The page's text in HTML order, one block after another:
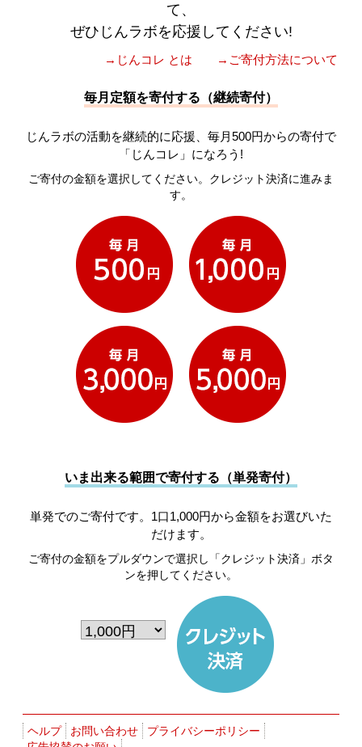
て、
ぜひじんラボを応援してください!
→じんコレ とは →ご寄付方法について
毎月定額を寄付する（継続寄付）
じんラボの活動を継続的に応援、毎月500円からの寄付で
「じんコレ」になろう!
ご寄付の金額を選択してください。クレジット決済に進みま
す。
いま出来る範囲で寄付する（単発寄付）
単発でのご寄付です。1口1,000円から金額をお選びいた
だけます。
ご寄付の金額をプルダウンで選択し「クレジット決済」ボタ
ンを押してください。
ヘルプ お問い合わせ
プライバシーポリシー